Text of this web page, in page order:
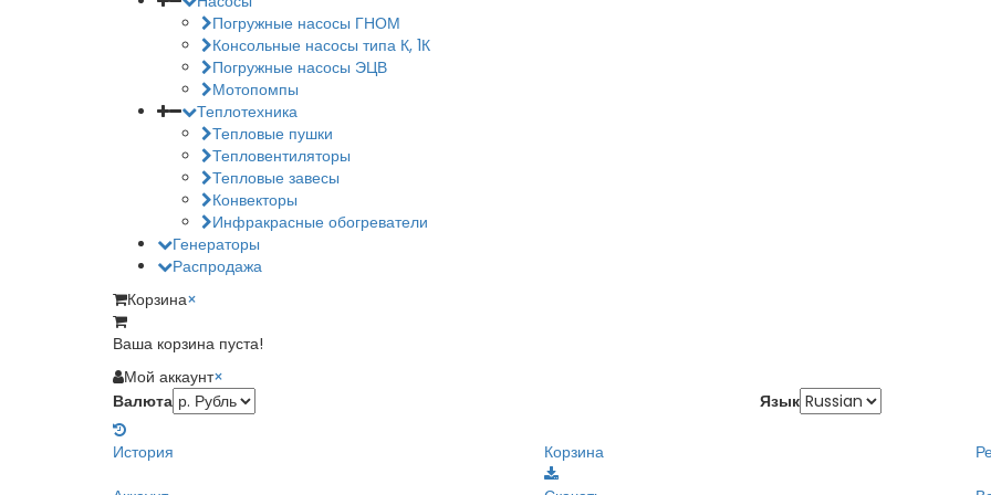
Погружные насосы ГНОМ
Консольные насосы типа К, 1К
Погружные насосы ЭЦВ
Мотопомпы
Теплотехника
Тепловые пушки
Тепловентиляторы
Тепловые завесы
Конвекторы
Инфракрасные обогреватели
Генераторы
Распродажа
Корзина×
Ваша корзина пуста!
Мой аккаунт×
Валюта
Язык
История Корзина